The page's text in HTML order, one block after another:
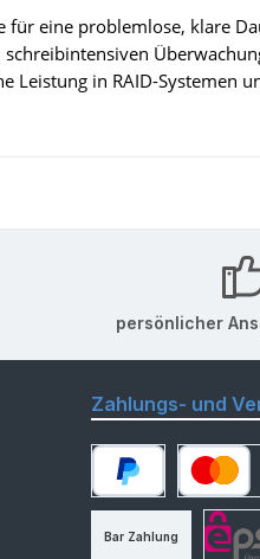
eine problemlose, klare
in RAID-Systemen
persönlicher
Zahlungs- und
PayPal Kredit-
Bar Zahlung